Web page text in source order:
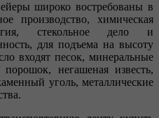
широко востребованы в
производство, химическая
стекольное дело и
для подъема на высоту
входят песок, минеральные
негашеная известь,
уголь, металлические